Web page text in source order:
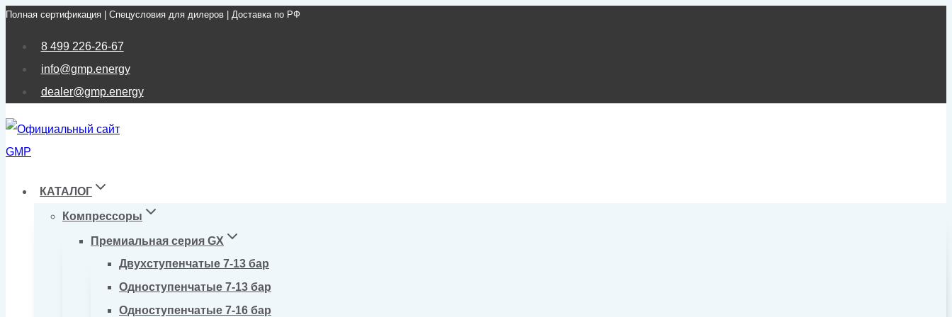
Перейти
Полная сертификация | Спецусловия для дилеров | Доставка по РФ
8 499 226-26-67
info@gmp.energy
dealer@gmp.energy
КАТАЛОГ
Компрессоры
Премиальная серия GX
Двухступенчатые 7-13 бар
Одноступенчатые 7-13 бар
Одноступенчатые 7-16 бар